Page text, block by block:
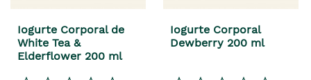
Iogurte Corporal de
White Tea &
Elderflower 200 ml
Iogurte Corporal
Dewberry 200 ml